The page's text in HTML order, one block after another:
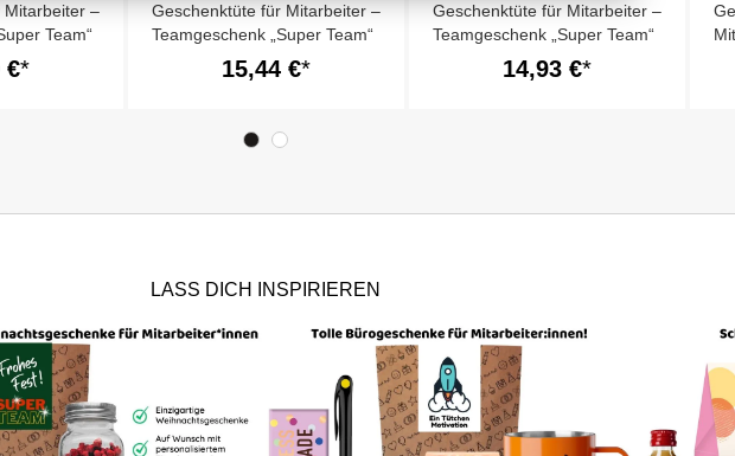
Mitarbeiter –
Team“
€
Geschenktüte für Mitarbeiter –
Teamgeschenk „Super Team“
15,44 €
Geschenktüte für Mitarbeiter –
Teamgeschenk „Super Team“
14,93 €
LASS DICH INSPIRIEREN